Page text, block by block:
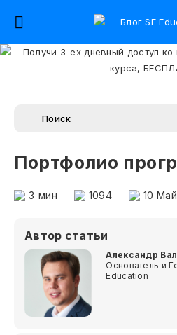
Портфолио
3 мин 1094 10
Автор статьи
Александр
Основатель и
Education